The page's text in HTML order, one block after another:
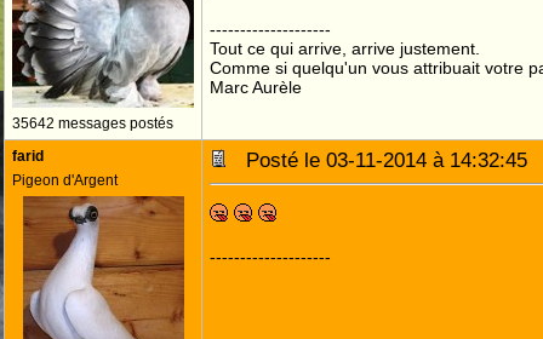
35642 messages postés
--------------------
Tout ce qui arrive, arrive justement.
Comme si quelqu'un vous attribuait votre
Marc Aurèle
farid
Pigeon d'Argent
Posté le 03-11-2014 à
--------------------